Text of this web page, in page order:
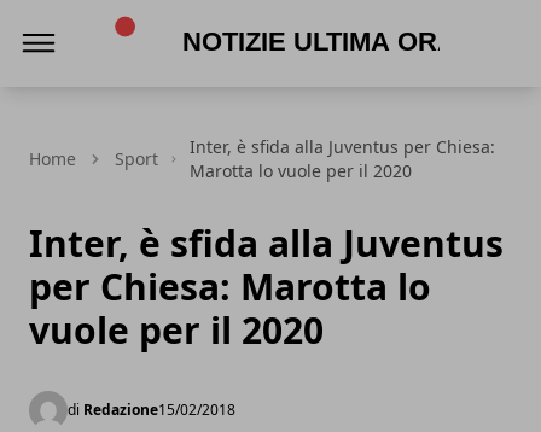
Home Sport
Inter, è sfida alla Juventus per Chiesa:
Marotta lo vuole per il 2020
Inter, è sfida alla Juventus
per Chiesa: Marotta lo
vuole per il 2020
di Redazione15/02/2018